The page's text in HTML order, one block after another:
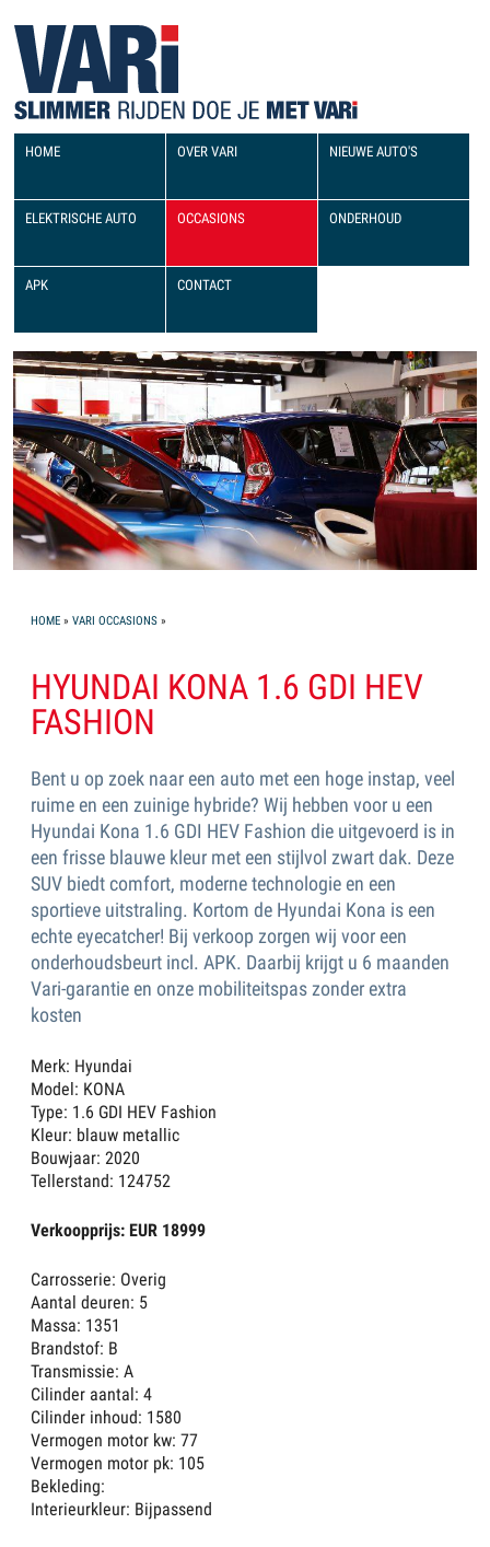
YOU ARE HERE
HOME » VARI OCCASIONS »
HYUNDAI KONA 1.6 GDI HEV
FASHION
Bent u op zoek naar een auto met een hoge instap, veel
ruime en een zuinige hybride? Wij hebben voor u een
Hyundai Kona 1.6 GDI HEV Fashion die uitgevoerd is in
een frisse blauwe kleur met een stijlvol zwart dak. Deze
SUV biedt comfort, moderne technologie en een
sportieve uitstraling. Kortom de Hyundai Kona is een
echte eyecatcher! Bij verkoop zorgen wij voor een
onderhoudsbeurt incl. APK. Daarbij krijgt u 6 maanden
Vari-garantie en onze mobiliteitspas zonder extra
kosten
Merk: Hyundai
Model: KONA
Type: 1.6 GDI HEV Fashion
Kleur: blauw metallic
Bouwjaar: 2020
Tellerstand: 124752
Verkoopprijs: EUR 18999
Carrosserie: Overig
Aantal deuren: 5
Massa: 1351
Brandstof: B
Transmissie: A
Cilinder aantal: 4
Cilinder inhoud: 1580
Vermogen motor kw: 77
Vermogen motor pk: 105
Bekleding:
Interieurkleur: Bijpassend
HOME OVER VARI NIEUWE AUTO'S
ELEKTRISCHE AUTO OCCASIONS ONDERHOUD
APK CONTACT